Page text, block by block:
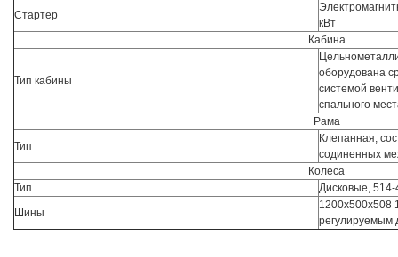
Стартер
кВт
Кабина
Тип кабины
оборудована
системой
спального
Рама
Тип
Клепанная,
содиненных
Колеса
Тип
Дисковые,
Шины
1200х500х508
регулируемым